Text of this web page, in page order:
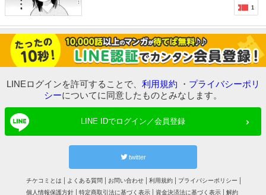
1
LINEログインを許可することで、 利用規約 ・ プライバシーポリ
シーについてに同意したものとみなします。
LINE IDでログイン／会員登録
twitter
チケコミとは よくある質問 お問い合わせ 利用規約
プライバシーポリシー
個人情報保護方針
特定商取引法に基づく表示 資金決済法に基づく表示 解約